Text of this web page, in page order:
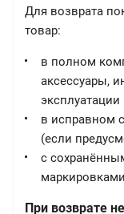
Для возврата
товар:
в полном
аксессуары,
в исправном
(если
с
При возврате